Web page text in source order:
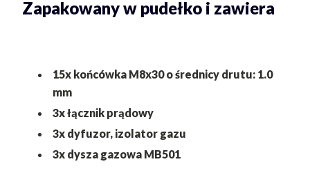
Zapakowany w pudełko i zawiera
15x końcówka M8x30 o średnicy drutu: 1.0
mm
3x łącznik prądowy
3x dyfuzor, izolator gazu
3x dysza gazowa MB501